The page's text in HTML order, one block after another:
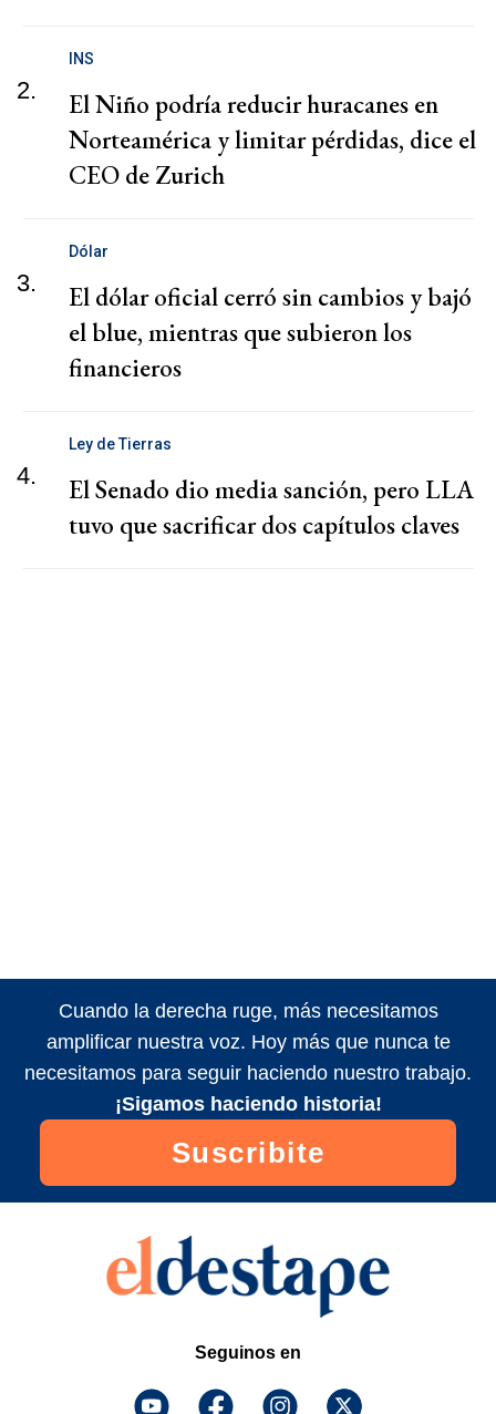
2.
INS
El Niño podría reducir huracanes en
Norteamérica y limitar pérdidas, dice el
CEO de Zurich
3.
Dólar
El dólar oficial cerró sin cambios y bajó
el blue, mientras que subieron los
financieros
4.
Ley de Tierras
El Senado dio media sanción, pero LLA
tuvo que sacrificar dos capítulos claves
Cuando la derecha ruge, más necesitamos
amplificar nuestra voz. Hoy más que nunca te
necesitamos para seguir haciendo nuestro trabajo.
¡Sigamos haciendo historia!
Suscribite
Seguinos en